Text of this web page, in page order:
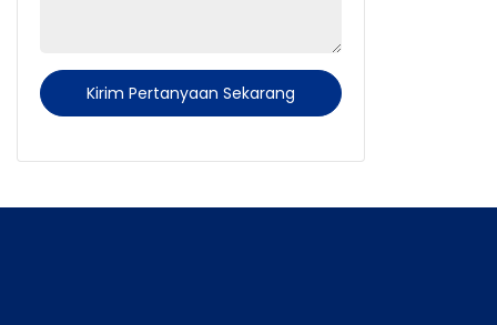
Kirim Pertanyaan Sekarang